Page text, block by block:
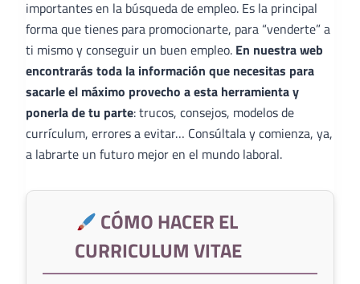
importantes en la búsqueda de empleo. Es la principal
forma que tienes para promocionarte, para “venderte” a
ti mismo y conseguir un buen empleo. En nuestra web
encontrarás toda la información que necesitas para
sacarle el máximo provecho a esta herramienta y
ponerla de tu parte: trucos, consejos, modelos de
currículum, errores a evitar… Consúltala y comienza, ya,
a labrarte un futuro mejor en el mundo laboral.
CÓMO HACER EL
CURRICULUM VITAE